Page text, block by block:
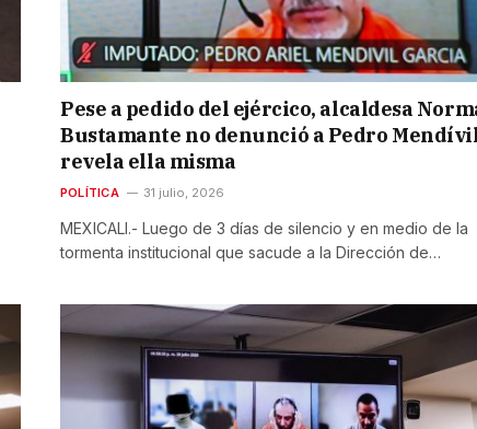
Pese a pedido del ejércico, alcaldesa
Bustamante no denunció a Pedro
revela ella misma
POLÍTICA 31 julio, 2026
MEXICALI.- Luego de 3 días de silencio y en medio de la
tormenta institucional que sacude a la Dirección de…